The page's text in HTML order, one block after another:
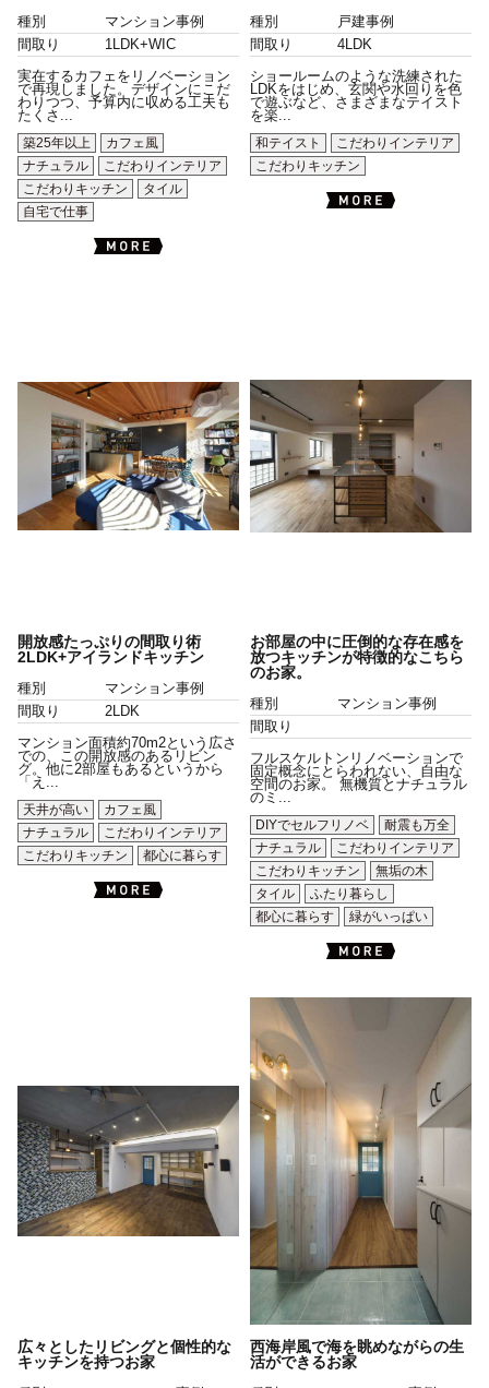
種別
マンション事例
間取り
1LDK+WIC
実在するカフェをリノベーション
で再現しました。デザインにこだ
わりつつ、予算内に収める工夫も
たくさ...
築25年以上
カフェ風
ナチュラル
こだわりインテリア
こだわりキッチン
タイル
自宅で仕事
種別
戸建事例
間取り
4LDK
ショールームのような洗練された
LDKをはじめ、玄関や水回りを色
で遊ぶなど、さまざまなテイスト
を楽...
和テイスト
こだわりインテリア
こだわりキッチン
開放感たっぷりの間取り術
2LDK+アイランドキッチン
種別
マンション事例
間取り
2LDK
マンション面積約70m2という広さ
での、この開放感のあるリビン
グ。他に2部屋もあるというから
「え...
天井が高い
カフェ風
ナチュラル
こだわりインテリア
こだわりキッチン
都心に暮らす
お部屋の中に圧倒的な存在感を
放つキッチンが特徴的なこちら
のお家。
種別
マンション事例
間取り
フルスケルトンリノベーションで
固定概念にとらわれない、自由な
空間のお家。 無機質とナチュラル
のミ...
DIYでセルフリノベ
耐震も万全
ナチュラル
こだわりインテリア
こだわりキッチン
無垢の木
タイル
ふたり暮らし
都心に暮らす
緑がいっぱい
広々としたリビングと個性的な
キッチンを持つお家
西海岸風で海を眺めながらの生
活ができるお家